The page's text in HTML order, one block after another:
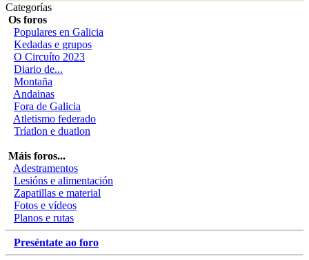
Categorías
Os foros
Populares en Galicia
Kedadas e grupos
O Circuíto 2023
Diario de...
Montaña
Andainas
Fora de Galicia
Atletismo federado
Tríatlon e duatlon
Máis foros...
Adestramentos
Lesións e alimentación
Zapatillas e material
Fotos e vídeos
Planos e rutas
Preséntate ao foro